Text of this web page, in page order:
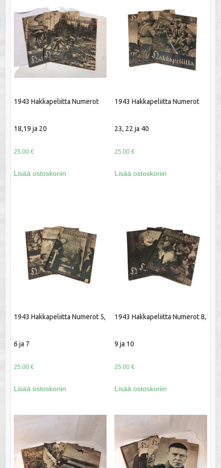
1943 Hakkapeliitta Numerot
18,19 ja 20
25.00 €
Lisää ostoskoriin
1943 Hakkapeliitta Numerot
23, 22 ja 40
25.00 €
Lisää ostoskoriin
1943 Hakkapeliitta Numerot 5,
6 ja 7
25.00 €
Lisää ostoskoriin
1943 Hakkapeliitta Numerot 8,
9 ja 10
25.00 €
Lisää ostoskoriin